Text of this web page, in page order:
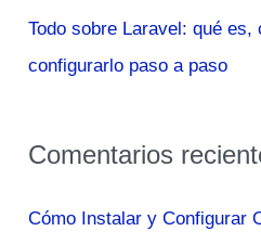
Todo sobre Laravel: qué
configurarlo paso a paso
Comentarios
Cómo Instalar y Configurar